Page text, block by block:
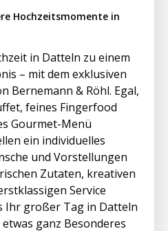
Hochzeitsmomente in
in Datteln zu einem
– mit dem exklusiven
Bernemann & Röhl. Egal,
feines Fingerfood
Gourmet-Menü
ein individuelles
und Vorstellungen
Zutaten, kreativen
Service
Ihr großer Tag in Datteln
ganz Besonderes